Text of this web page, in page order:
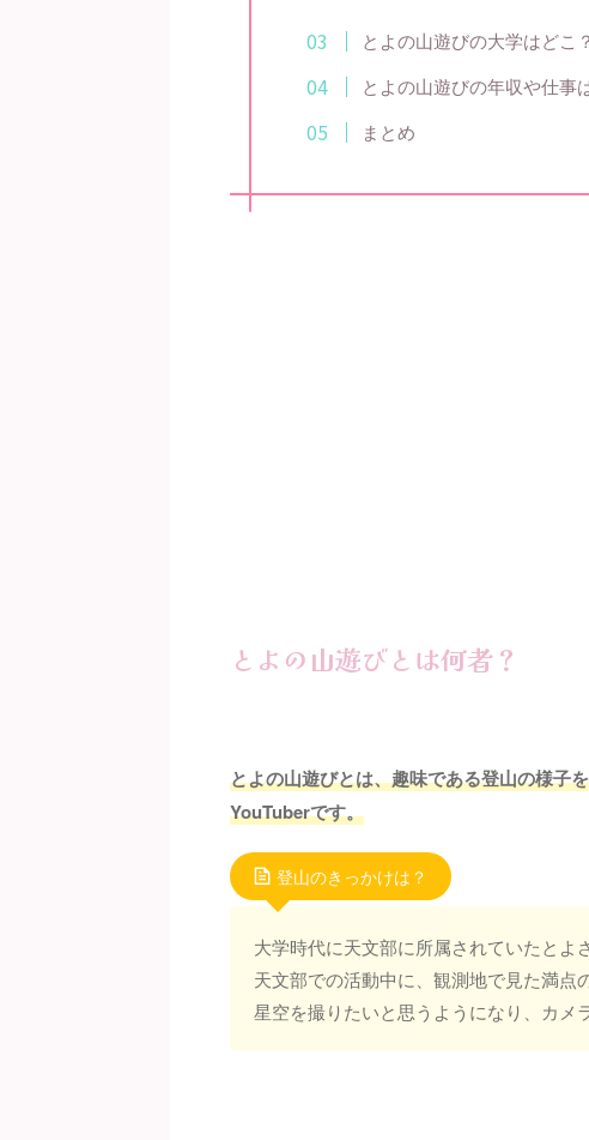
とよの山遊びの大学はどこ？
とよの山遊びの年収や仕事
まとめ
とよの山遊びとは何者？
とよの山遊びとは、趣味である登山の様子
YouTuberです。
登山のきっかけは？
大学時代に天文部に所属されていたとよ
天文部での活動中に、観測地で見た満点
星空を撮りたいと思うようになり、カメ